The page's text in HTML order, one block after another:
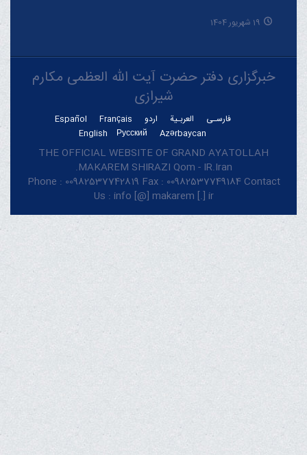
19 شهریور 1404
خبرگزاری دفتر حضرت آیت الله العظمی مکارم
شیرازی
فارسـی العربـیة اردو Français
Español
Azərbaycan
Русский
English
THE OFFICIAL WEBSITE OF GRAND AYATOLLAH
MAKAREM SHIRAZI Qom - IR.Iran.
Phone : 00982537742819 Fax : 00982537749184 Contact
Us : info [@] makarem [.] ir